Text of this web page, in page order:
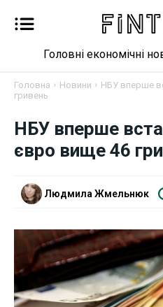
Новини
Бізнес
Фінанси
Валютний ринок
Криптовалюта
Робота і освіта
Головні економічні
Головна Новини
НБУ вперше
гривень
НБУ вперше
євро вище 46
Людмила Жмельнюк